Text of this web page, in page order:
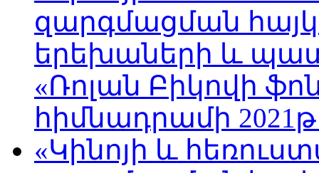
զարգմացման
երեխաների և
«Ռոլան Բիկովի
հիմնադրամի
«Կինոյի և